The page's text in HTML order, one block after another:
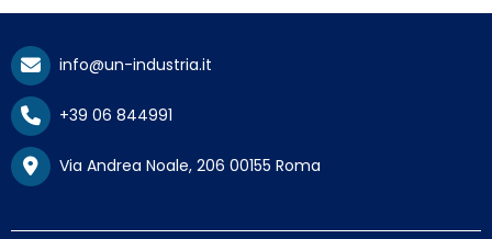
info@un-industria.it
+39 06 844991
Via Andrea Noale, 206 00155 Roma